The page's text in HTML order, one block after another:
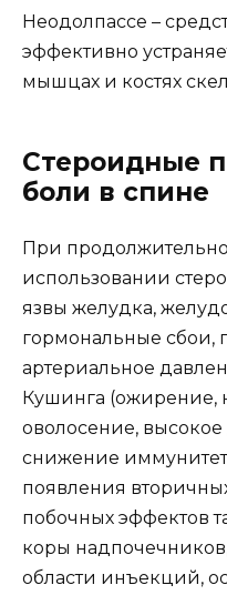
Неодолпассе –
эффективно
мышцах и костях
Стероидные
боли в спине
При
использовании
язвы желудка,
гормональные сбои,
артериальное
Кушинга (ожирение,
оволосение,
снижение
появления
побочных эффектов
коры
области инъекций,